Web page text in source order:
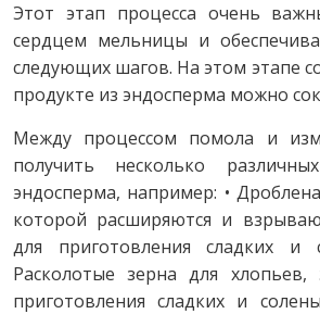
Этот этап процесса очень
сердцем мельницы и
следующих шагов. На этом этапе
продукте из эндосперма можно
Между процессом помола и
получить несколько
эндосперма, например: •
которой расширяются и
для приготовления сладких и
Расколотые зерна для хлопьев,
приготовления сладких и